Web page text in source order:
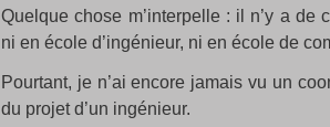
Quelque chose m’interpelle : il n’y a de
ni en école d’ingénieur, ni en école de
Pourtant, je n’ai encore jamais vu un
du projet d’un ingénieur.